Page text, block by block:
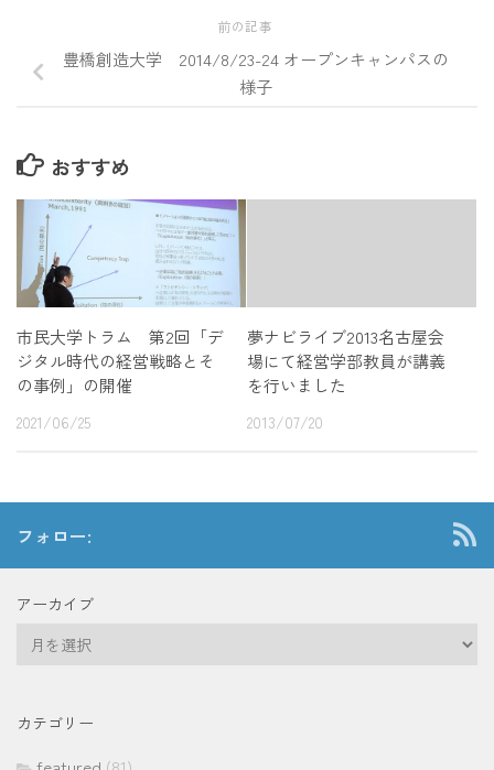
前の記事
豊橋創造大学 2014/8/23-24 オープンキャンパスの
様子
おすすめ
市民大学トラム 第2回「デ
ジタル時代の経営戦略とそ
の事例」の開催
2021/06/25
夢ナビライブ2013名古屋会
場にて経営学部教員が講義
を行いました
2013/07/20
フォロー:
アーカイブ
イ
カテゴリー